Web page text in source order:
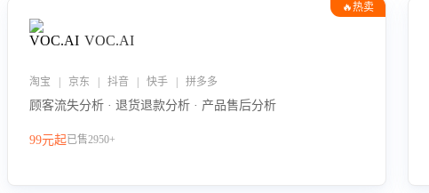
🔥热卖
VOC.AI
淘宝 | 京东 | 抖音 | 快手 | 拼多多
顾客流失分析 · 退货退款分析 · 产品售后分析
99元起已售2950+